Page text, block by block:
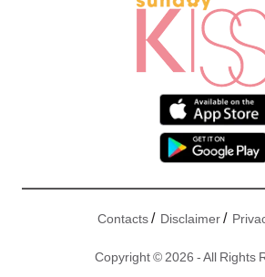
Contacts/ Disclaimer/
Copyright © 2026 - All Rights